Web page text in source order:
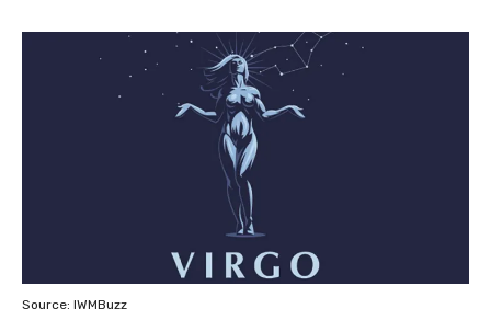
Source: IWMBuzz